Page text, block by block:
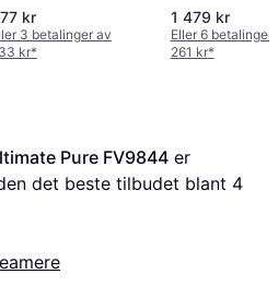
kr
3 betalinger av
kr*
1 479 kr
Eller 6 betalinger
261 kr*
Pure FV9844
det beste tilbudet blant 4